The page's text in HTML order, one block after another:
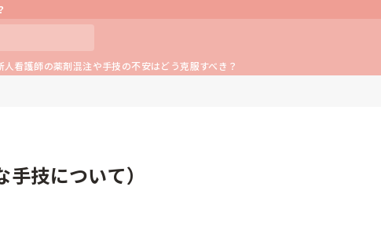
人看護師の薬剤混注や手技の不安はどう克服すべき？
技について）